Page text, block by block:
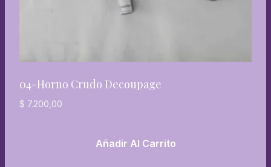
04-Horno Crudo Decoupage
$ 7.200,00
Añadir Al Carrito